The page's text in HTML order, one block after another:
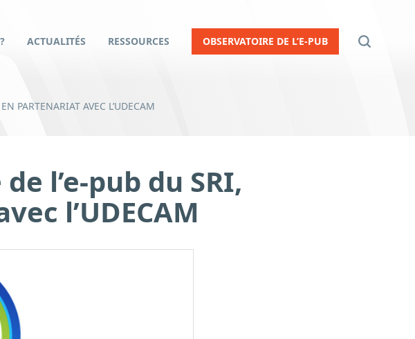
ACTUALITÉS RESSOURCES OBSERVATOIRE DE L’E-PUB
PARTENARIAT AVEC L’UDECAM
l’e-pub du SRI,
l’UDECAM